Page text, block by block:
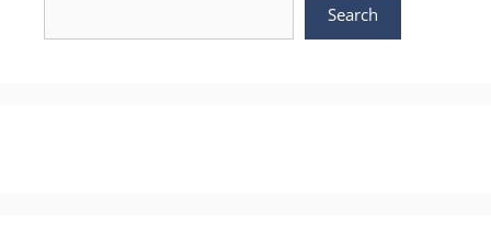
Search